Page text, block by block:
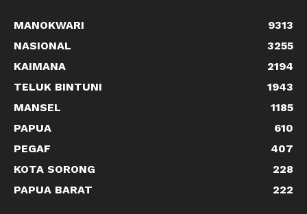
MANOKWARI
9313
NASIONAL
3255
KAIMANA
2194
TELUK BINTUNI
1943
MANSEL
1185
PAPUA
610
PEGAF
407
KOTA SORONG
228
PAPUA BARAT
222